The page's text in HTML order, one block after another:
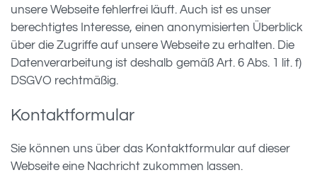
unsere Webseite fehlerfrei läuft. Auch ist es unser
berechtigtes Interesse, einen anonymisierten Überblick
über die Zugriffe auf unsere Webseite zu erhalten. Die
Datenverarbeitung ist deshalb gemäß Art. 6 Abs. 1 lit. f)
DSGVO rechtmäßig.
Kontaktformular
Sie können uns über das Kontaktformular auf dieser
Webseite eine Nachricht zukommen lassen.